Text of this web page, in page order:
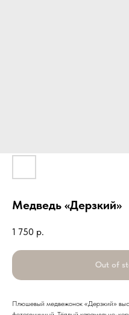
Медведь «Дерзкий»
1 750 р.
Out of
Плюшевый медвежонок «Дерзкий»